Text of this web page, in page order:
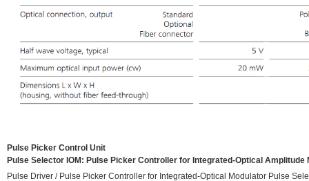
Pulse Picker Control Unit
Pulse Selector IOM: Pulse Picker Controller for Integrated-Optical Amplitude
Pulse Driver / Pulse Picker Controller for Integrated-Optical Modulator Pulse